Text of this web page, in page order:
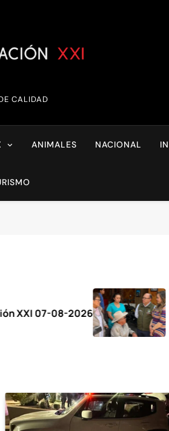
XXI
CALIDAD
ANIMALES NACIONAL
Agosto 7, 2026
el Festival